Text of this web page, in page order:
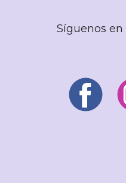
Síguenos en